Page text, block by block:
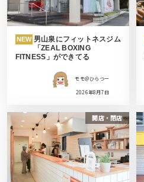
NEW 男山泉にフィットネスジム
「ZEAL BOXING
FITNESS」ができてる
モモ＠ひらつー
2026年8月7日
開店・閉店